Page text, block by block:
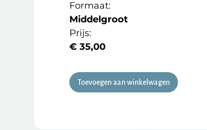
Formaat:
Middelgroot
Prijs:
€ 35,00
Toevoegen aan winkelwagen